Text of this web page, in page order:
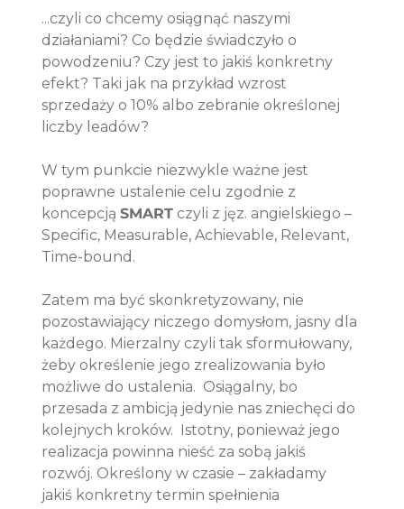
...czyli co chcemy osiągnąć naszymi
działaniami? Co będzie świadczyło o
powodzeniu? Czy jest to jakiś konkretny
efekt? Taki jak na przykład wzrost
sprzedaży o 10% albo zebranie określonej
liczby leadów?
W tym punkcie niezwykle ważne jest
poprawne ustalenie celu zgodnie z
koncepcją SMART czyli z jęz. angielskiego –
Specific, Measurable, Achievable, Relevant,
Time-bound.
Zatem ma być skonkretyzowany, nie
pozostawiający niczego domysłom, jasny dla
każdego. Mierzalny czyli tak sformułowany,
żeby określenie jego zrealizowania było
możliwe do ustalenia.  Osiągalny, bo
przesada z ambicją jedynie nas zniechęci do
kolejnych kroków.  Istotny, ponieważ jego
realizacja powinna nieść za sobą jakiś
rozwój. Określony w czasie – zakładamy
jakiś konkretny termin spełnienia